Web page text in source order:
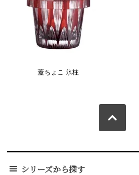
蓋ちょこ 氷柱
シリーズから探す